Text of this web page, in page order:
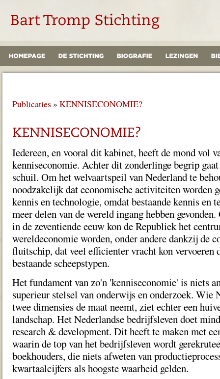
Publicaties » KENNISECONOMIE?
Iedereen, en vooral dit kabinet, heeft de mond vol
kenniseconomie. Achter dit zonderlinge begrip
schuil. Om het welvaartspeil van Nederland te
noodzakelijk dat economische activiteiten worden
kennis en technologie, omdat bestaande kennis en
meer delen van de wereld ingang hebben
in de zeventiende eeuw kon de Republiek het
wereldeconomie worden, onder andere dankzij de
fluitschip, dat veel efficienter vracht kon vervoeren
bestaande scheepstypen.
Het fundament van zo'n 'kenniseconomie' is niets
superieur stelsel van onderwijs en onderzoek. Wie
twee dimensies de maat neemt, ziet echter een
landschap. Het Nederlandse bedrijfsleven doet
research & development. Dit heeft te maken met
waarin de top van het bedrijfsleven wordt
boekhouders, die niets afweten van
kwartaalcijfers als hoogste waarheid gelden.